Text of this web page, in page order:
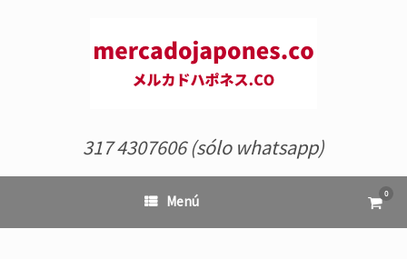
317 4307606 (sólo whatsapp)
Menú Ver
el
0